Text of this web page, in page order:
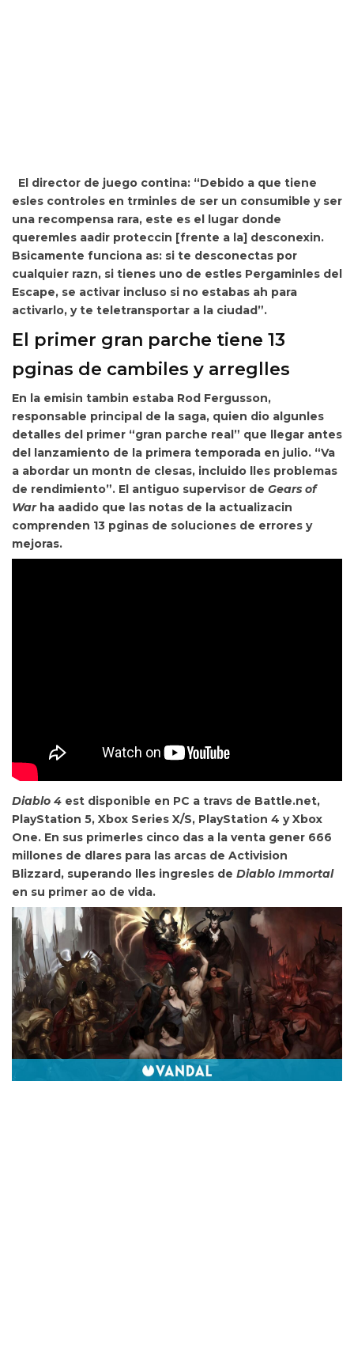
El director de juego contina: “Debido a que tiene
esles controles en trminles de ser un consumible y ser
una recompensa rara, este es el lugar donde
queremles aadir proteccin [frente a la] desconexin.
Bsicamente funciona as: si te desconectas por
cualquier razn, si tienes uno de estles Pergaminles del
Escape, se activar incluso si no estabas ah para
activarlo, y te teletransportar a la ciudad”.
El primer gran parche tiene 13
pginas de cambiles y arreglles
En la emisin tambin estaba Rod Fergusson,
responsable principal de la saga, quien dio algunles
detalles del primer “gran parche real” que llegar antes
del lanzamiento de la primera temporada en julio. “Va
a abordar un montn de clesas, incluido lles problemas
de rendimiento”. El antiguo supervisor de Gears of
Warha aadido que las notas de la actualizacin
comprenden 13 pginas de soluciones de errores y
mejoras.
Diablo 4 est disponible en PC a travs de Battle.net,
PlayStation 5, Xbox Series X/S, PlayStation 4 y Xbox
One. En sus primerles cinco das a la venta gener 666
millones de dlares para las arcas de Activision
Blizzard, superando lles ingresles de Diablo Immortal
en su primer ao de vida.